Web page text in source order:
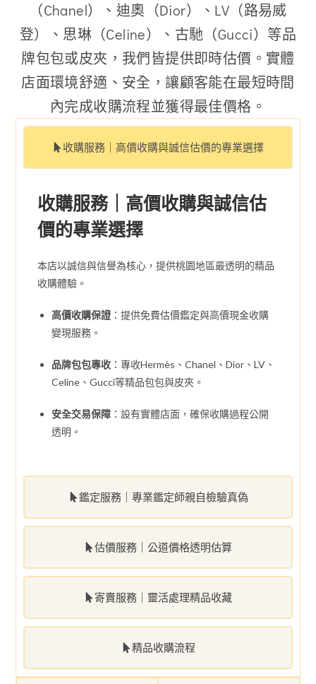
（Chanel）、迪奧（Dior）、LV（路易威
登）、思琳（Celine）、古馳（Gucci）等品
牌包包或皮夾，我們皆提供即時估價。實體
店面環境舒適、安全，讓顧客能在最短時間
內完成收購流程並獲得最佳價格。
收購服務｜高價收購與誠信估價的專業選擇
鑑定服務｜專業鑑定師親自檢驗真偽
估價服務｜公道價格透明估算
寄賣服務｜靈活處理精品收藏
精品收購流程
收購服務｜高價收購與誠信估
價的專業選擇
本店以誠信與信譽為核心，提供桃園地區最透明的精品
收購體驗。
高價收購保證 ：提供免費估價鑑定與高價現金收購
變現服務。
品牌包包專收 ：專收Hermès、Chanel、Dior、LV、
Celine、Gucci等精品包包與皮夾。
安全交易保障 ：設有實體店面，確保收購過程公開
透明。